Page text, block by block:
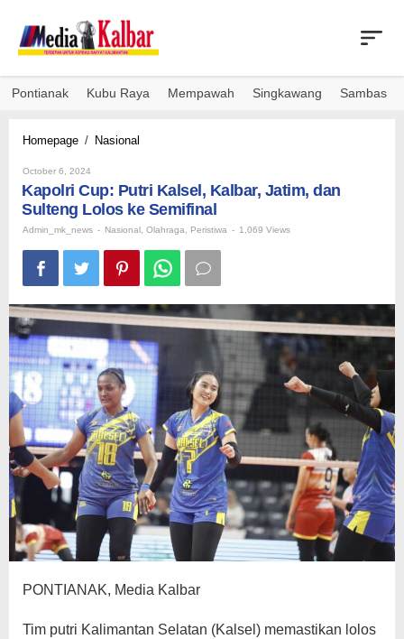
content
Pontianak Kubu Raya Mempawah Singkawang Sambas
Homepage / Nasional
Kalsel,
Kalbar,
dan
Sulteng
Lolos
ke
Semifinal
October 6, 2024
Kapolri Cup: Putri Kalsel, Kalbar, Jatim, dan
Sulteng Lolos ke Semifinal
Admin_mk_news - Nasional Olahraga Peristiwa - 1,069 Views
PONTIANAK, Media Kalbar
Tim putri Kalimantan Selatan (Kalsel) memastikan lolos